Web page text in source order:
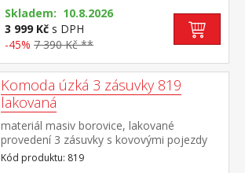
Skladem: 10.8.2026
3 999 Kč s DPH
-45% 7 390 Kč **
Komoda úzká 3 zásuvky 819
lakovaná
materiál masiv borovice, lakované
provedení 3 zásuvky s kovovými pojezdy
Kód produktu: 819